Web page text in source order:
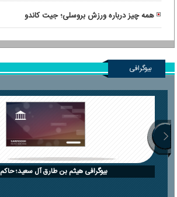
همه چیز درباره ورزش بروسلی؛ جیت کاندو
بیوگرافی
بیوگرافی هیثم بن طارق آل سعید؛